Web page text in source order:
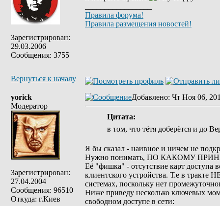
Зарегистрирован:
29.03.2006
Сообщения: 3755
Правила форума!
Правила размещения новостей!
Вернуться к началу
yorick
Модератор
Зарегистрирован:
27.04.2004
Сообщения: 96510
Откуда: г.Киев
Добавлено: Чт Ноя 06,
Цитата:
в том, что тётя доберётся и до
Я бы сказал - наивное и ничем не
Нужно понимать, ПО КАКОМУ
Её "фишка" - отсутствие карт доступа
клиентского устройства. Т.е в
системах, поскольку нет
Ниже приведу несколько ключевых
свободном доступе в сети: